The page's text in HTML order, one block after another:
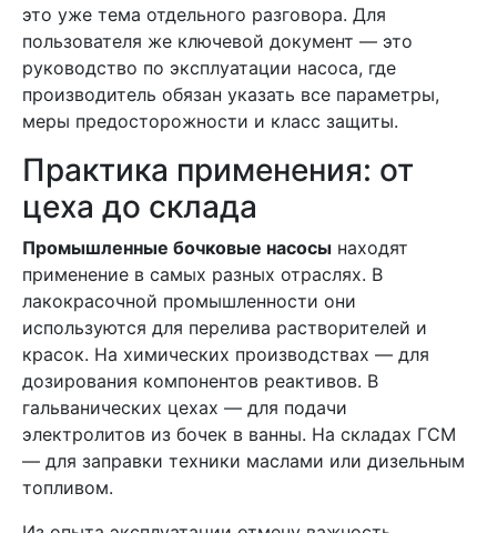
это уже тема отдельного разговора. Для
пользователя же ключевой документ — это
руководство по эксплуатации насоса, где
производитель обязан указать все параметры,
меры предосторожности и класс защиты.
Практика применения: от
цеха до склада
Промышленные бочковые насосы находят
применение в самых разных отраслях. В
лакокрасочной промышленности они
используются для перелива растворителей и
красок. На химических производствах — для
дозирования компонентов реактивов. В
гальванических цехах — для подачи
электролитов из бочек в ванны. На складах ГСМ
— для заправки техники маслами или дизельным
топливом.